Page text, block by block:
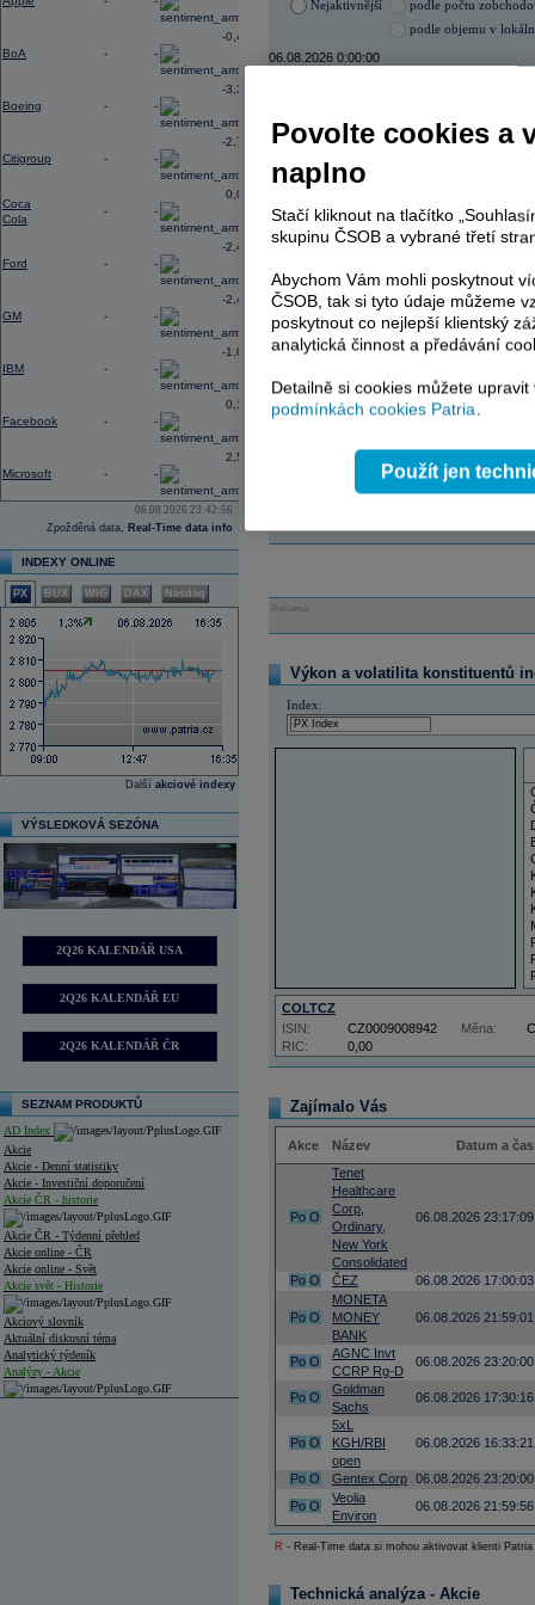
BoA - -
-0,40
Boeing - -
-3,33
Citigroup - -
-2,78
Coca
Cola
- -
0,02
Ford - -
-2,41
GM - -
-2,49
IBM - -
-1,06
Facebook - -
0,19
Microsoft - -
2,54
06.08.2026 23:42:56
Zpožděná data, Real-Time data info
INDEXY ONLINE
PX BUX WIG DAX Nasdaq
Další akciové indexy
VÝSLEDKOVÁ SEZÓNA
2Q26 KALENDÁŘ USA
2Q26 KALENDÁŘ EU
2Q26 KALENDÁŘ ČR
SEZNAM PRODUKTŮ
AD Index
Akcie
Akcie - Denní statistiky
Akcie - Investiční doporučení
Akcie ČR - historie
Akcie ČR - Týdenní přehled
Akcie online - ČR
Akcie online - Svět
Akcie svět - Historie
Akciový slovník
Aktuální diskusní téma
Analytický týdeník
Analýzy - Akcie
Nejaktivnější
podle počtu
podle objemu v
06.08.2026 0:00:00
ERSTE BANK
TMR
KOMERČNÍ BANKA
Region
select
Odeslat
Reklama
Výkon a volatilita konstituentů
Index:
COLTCZ
RIC: 0,00
ISIN: CZ0009008942 Měna:
Zajímalo Vás
Akce Název Datum a čas
Po O
Tenet
Healthcare
Corp,
Ordinary,
New York
Consolidated
06.08.2026 23:17:09
Po O ČEZ 06.08.2026 17:00:03
Po O
MONETA
MONEY
BANK
06.08.2026 21:59:01
Po O
AGNC Invt
CCRP Rg-D
06.08.2026 23:20:00
Po O
Goldman
Sachs
06.08.2026 17:30:16
Po O
5xL
KGH/RBI
open
06.08.2026 16:33:21
Po O Gentex Corp 06.08.2026 23:20:00
Po O
Veolia
Environ
06.08.2026 21:59:56
R - Real-Time data si mohou aktivovat klienti
Technická analýza - Akcie
Povolte cookies a
naplno
Stačí kliknout na tlačítko
skupinu ČSOB a vybrané třetí
Abychom Vám mohli poskytnout
ČSOB, tak si tyto údaje můžeme
poskytnout co nejlepší klientský
analytická činnost a předávání
Detailně si cookies můžete
podmínkách cookies Patria.
Použít jen